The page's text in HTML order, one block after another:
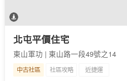
北屯平價住宅
東山軍功 | 東山路一段49號之14
中古社區 社區攻略 近捷運